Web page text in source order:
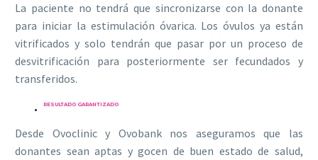
La paciente no tendrá que sincronizarse con la donante
para iniciar la estimulación óvarica. Los óvulos ya están
vitrificados y solo tendrán que pasar por un proceso de
desvitrificación para posteriormente ser fecundados y
transferidos.
RESULTADO GARANTIZADO
Desde Ovoclinic y Ovobank nos aseguramos que las
donantes sean aptas y gocen de buen estado de salud,